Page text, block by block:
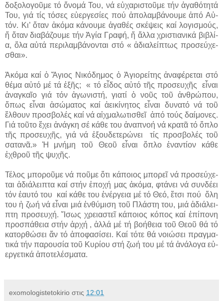
δο­ξο­λο­γοῦ­με τό ὄ­νο­μά Του, νά εὐ­χα­ρι­στοῦ­με τήν ἀ­γα­θό­τη­τά
Του, γιά τίς τό­σες εὐ­ερ­γε­σί­ες πού ἀ­πο­λαμ­βά­νου­με ἀ­πό Αὐ­
τόν. Κι’ ὅ­ταν ἀ­κό­μα κά­νου­με ἀ­γα­θές σκέ­ψεις καί λο­γι­σμούς,
ἤ ὅ­ταν δι­α­βά­ζου­με τήν Ἁ­γί­α Γρα­φή, ἤ ἄλ­λα χρι­στι­α­νι­κά βι­βλί­
α, ὅ­λα αὐ­τά πε­ρι­λαμ­βά­νον­ται στό « ἀ­δι­α­λεί­πτως προ­σεύ­χε­
σθαι».
Ἀκόμα καί ὁ Ἅγιος Νικόδημος ὁ Ἁγιορείτης ἀναφέρεται στό
θέμα αὐτό μέ τά ἑξῆς; « τό εἶδος αὐτό τῆς προσευχῆς εἶναι
ἀναγκαῖο γιά τόν ἀγωνιστή, γιατί ὁ νοῦς τοῦ ἀνθρώπου,
ὅπως εἶναι ἀσώματος καί ἀεικίνητος εἶναι δυνατό νά τοῦ
ἔλθουν προσβολές καί νά αἰχμαλωτισθεῖ ἀπό τούς δαίμονες.
Γιά τοῦτο ἔχει ἀνάγκη σέ κάθε του ἀναπνοή νά κρατᾶ τό ὅπλο
τῆς προσευχῆς, γιά νά ἐξουδετερώνει τίς προσβολές τοῦ
σατανᾶ.» Ἡ μνήμη τοῦ Θεοῦ εἶναι ὅπλο ἐναντίον κάθε
ἐχθροῦ τῆς ψυχῆς.
Τέ­λος μπο­ροῦ­με νά ποῦ­με ὅ­τι κά­ποι­ος μπο­ρεῖ νά προ­σεύ­χε­
ται ἀ­δι­ά­λει­πτα καί στήν ἐ­πο­χή μας ἀ­κό­μα, φτά­νει νά συν­δέ­ει
τόν ἑ­αυ­τό του καί κά­θε του ἐ­νέρ­γεια μέ τό Θε­ό, ἔ­τσι πού ὄ­λη
του ἡ ζω­ή νά εἶ­ναι μιά ἐν­θύ­μι­ση τοῦ Πλά­στη του, μιά ἀ­δι­ά­λει­
πτη προ­σευ­χή. Ἴ­σως χρεια­στεῖ κά­ποι­ος κό­πος καί ἐ­πί­πο­νη
προ­σπά­θεια στήν ἀρ­χή , ἀλ­λά μέ τή βο­ή­θεια τοῦ Θε­οῦ θά τό
κα­τορ­θώ­σει ἄν τό ἀ­πο­φα­σί­σει. Καί τό­τε θά νοι­ώ­σει πραγ­μα­
τι­κά τήν πα­ρου­σί­α τοῦ Κυ­ρί­ου στή ζω­ή του μέ τά ἀ­νά­λο­γα εὐ­
ερ­γε­τι­κά ἀ­πο­τε­λέ­σμα­τα.
exomologistetokirio στις 12:01